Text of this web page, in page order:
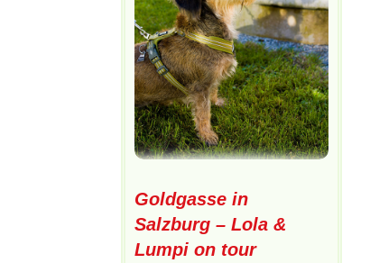
Goldgasse in
Salzburg – Lola &
Lumpi on tour